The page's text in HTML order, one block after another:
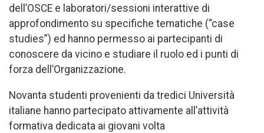
dell’OSCE e laboratori/sessioni interattive di
approfondimento su specifiche tematiche (“case
studies”) ed hanno permesso ai partecipanti di
conoscere da vicino e studiare il ruolo ed i punti di
forza dell’Organizzazione.
Novanta studenti provenienti da tredici Università
italiane hanno partecipato attivamente all’attività
formativa dedicata ai giovani volta